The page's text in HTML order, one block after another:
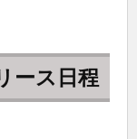
ース日程